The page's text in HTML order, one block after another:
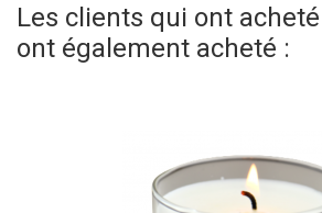
Les clients qui ont
ont également acheté :